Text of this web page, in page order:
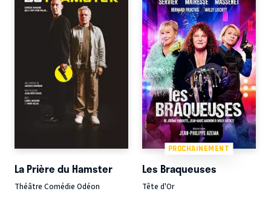
La Prière du Hamster
Théâtre Comédie Odéon
PROCHAINEMENT
Les Braqueuses
Tête d'Or